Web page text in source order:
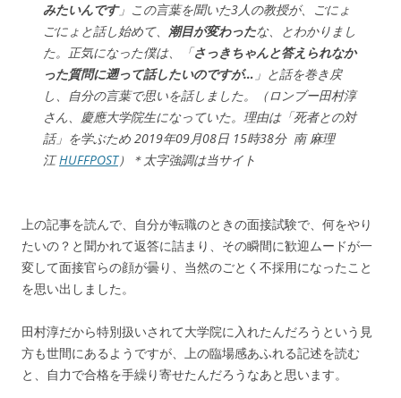
みたいんです」この言葉を聞いた3人の教授が、ごにょ
ごにょと話し始めて、 潮目が変わったな、とわかりまし
た。正気になった僕は、「さっきちゃんと答えられなか
った質問に遡って話したいのですが… 」と話を巻き戻
し、自分の言葉で思いを話しました。（ロンブー田村淳
さん、慶應大学院生になっていた。理由は「死者との対
話」を学ぶため 2019年09月08日 15時38分 南 麻理
江HUFFPOST）＊太字強調は当サイト
上の記事を読んで、自分が転職のときの面接試験で、何をやり
たいの？と聞かれて返答に詰まり、その瞬間に歓迎ムードが一
変して面接官らの顔が曇り、当然のごとく不採用になったこと
を思い出しました。
田村淳だから特別扱いされて大学院に入れたんだろうという見
方も世間にあるようですが、上の臨場感あふれる記述を読む
と、自力で合格を手繰り寄せたんだろうなあと思います。